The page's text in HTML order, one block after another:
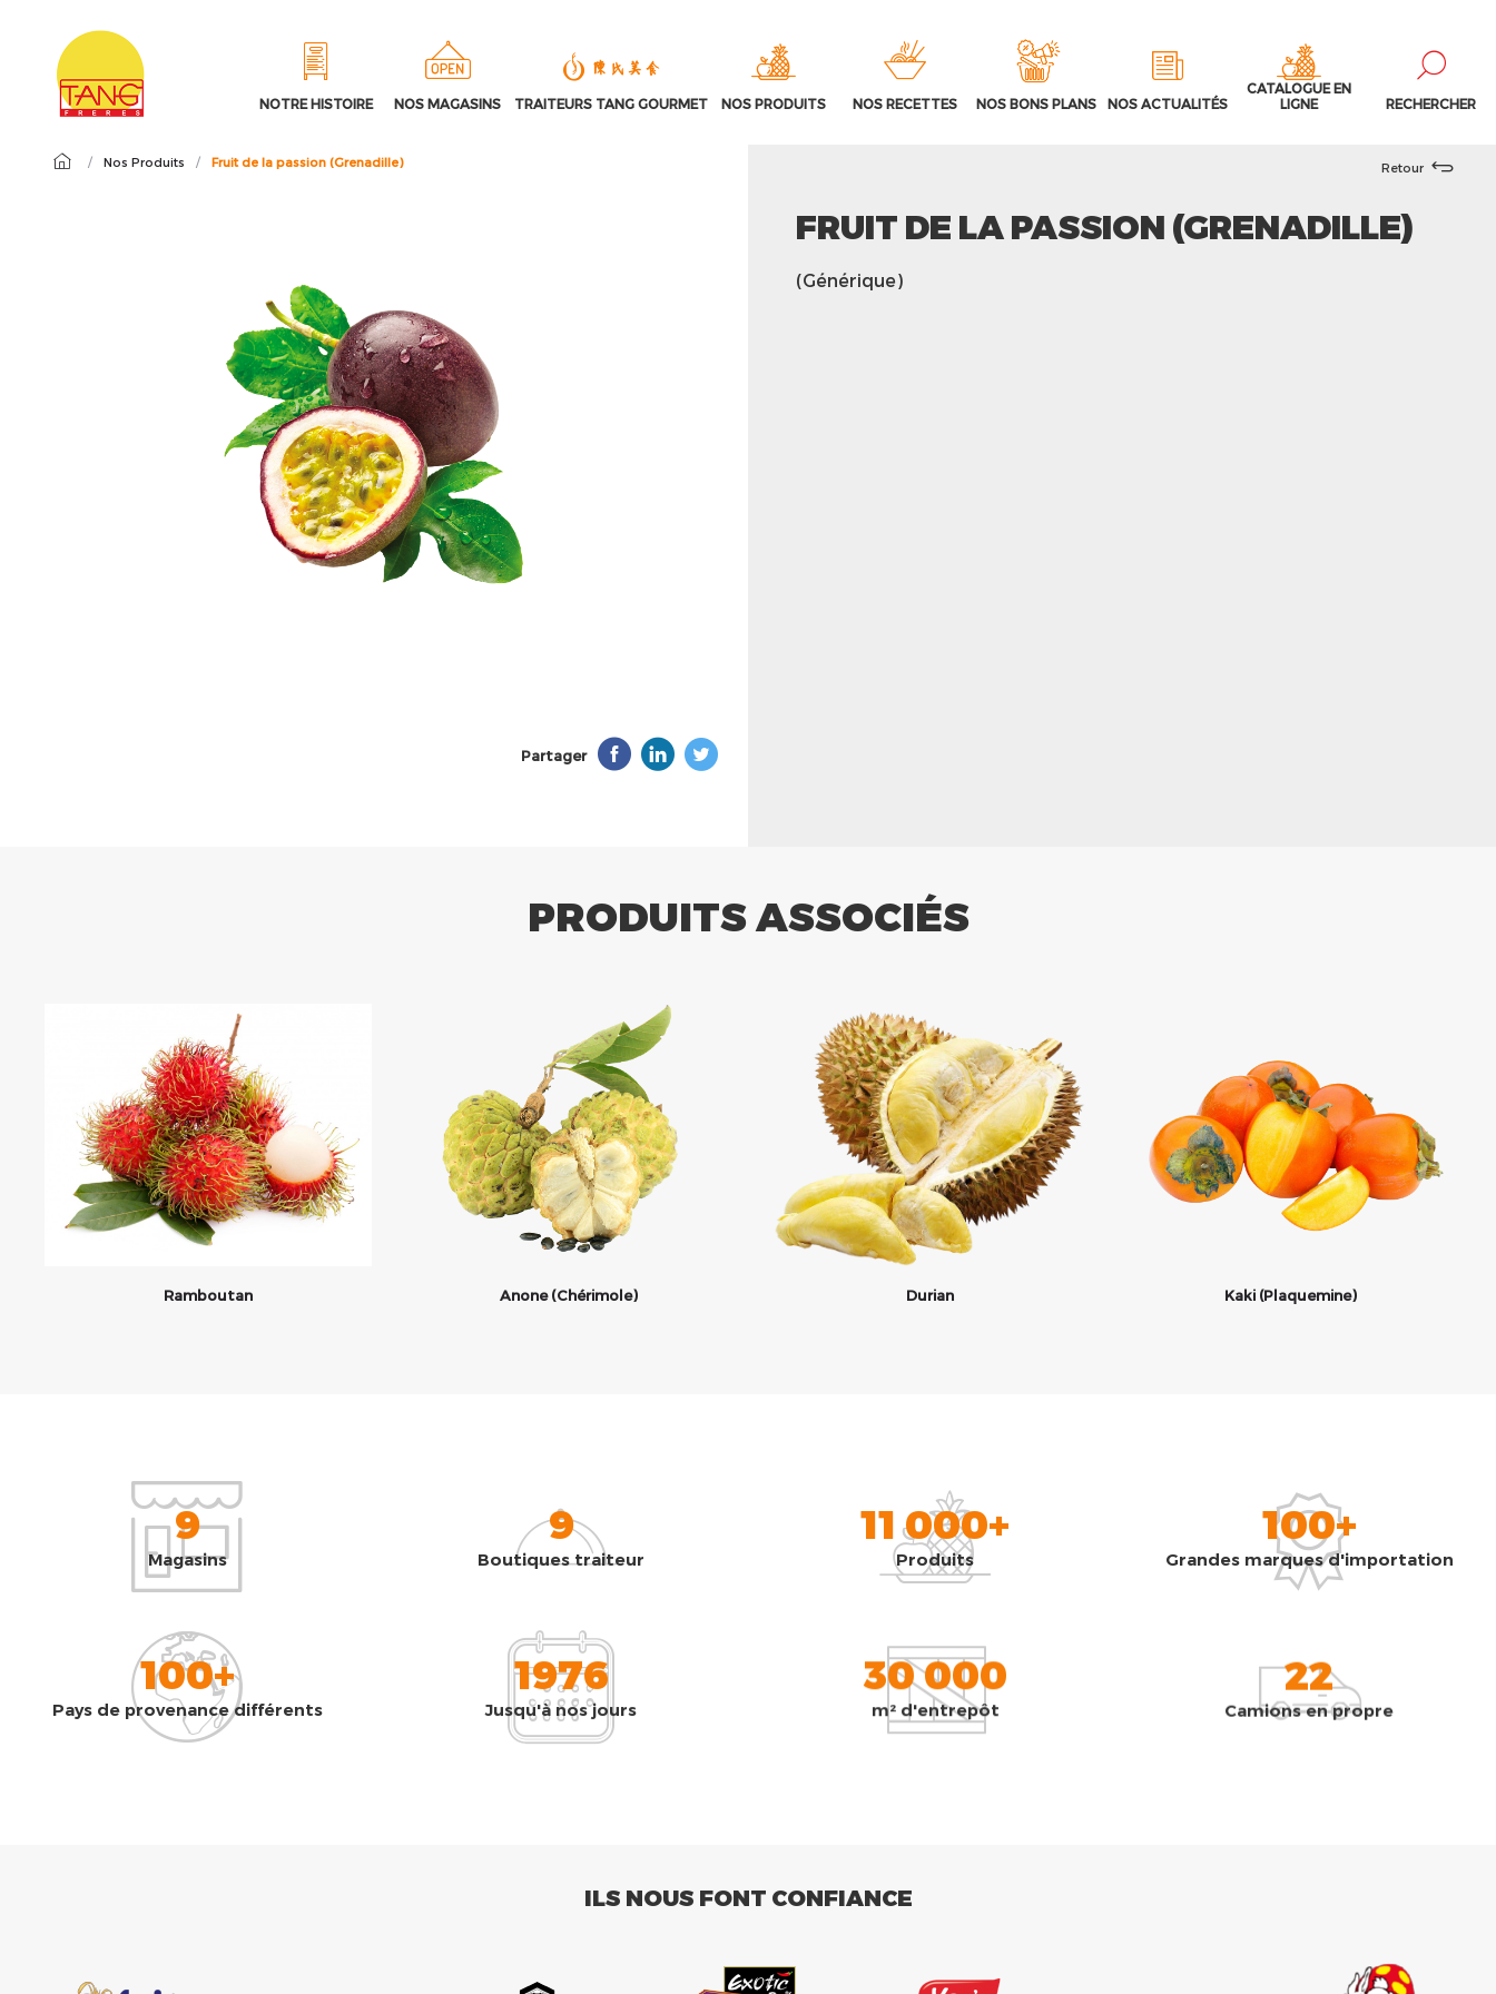
NOTRE HISTOIRE NOS MAGASINS TRAITEURS TANG GOURMET NOS PRODUITS NOS RECETTES NOS BONS PLANS NOS ACTUALITÉS
CATALOGUE EN
LIGNE
RECHERCHER
/ Nos Produits / Fruit de la passion (Grenadille)
Partager
Retour
FRUIT DE LA PASSION (GRENADILLE)
(Générique)
PRODUITS ASSOCIÉS
Ramboutan Anone (Chérimole) Durian Kaki (Plaquemine)
9
Magasins
9
Boutiques traiteur
11 000+
Produits
100+
Grandes marques d'importation
100+
Pays de provenance différents
1976
Jusqu'à nos jours
30 000
m² d'entrepôt
22
Camions en propre
ILS NOUS FONT CONFIANCE